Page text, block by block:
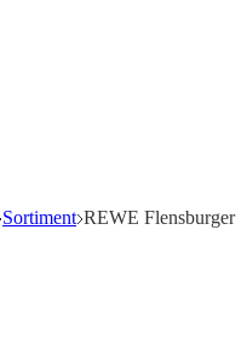
Sortiment REWE Flensburger